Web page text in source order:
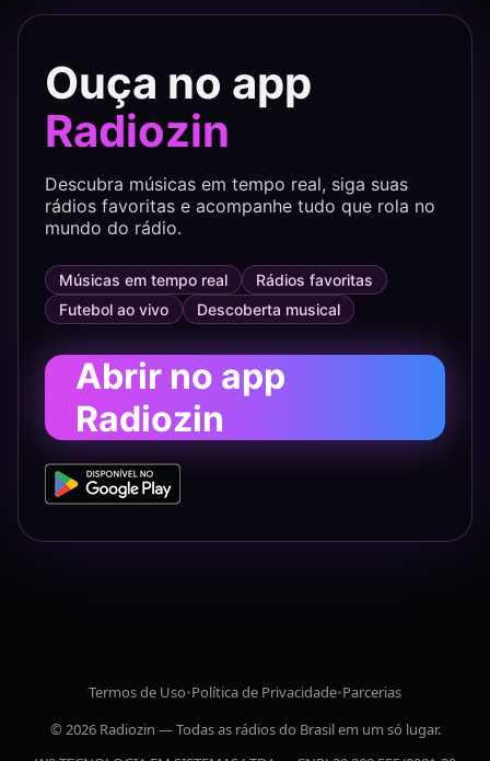
Ouça no app
Radiozin
Descubra músicas em tempo real, siga suas
rádios favoritas e acompanhe tudo que rola no
mundo do rádio.
Músicas em tempo real
Rádios favoritas
Futebol ao vivo
Descoberta musical
Abrir no app
Radiozin
Termos de Uso•Política de Privacidade•Parcerias
© 2026 Radiozin — Todas as rádios do Brasil em um só lugar.